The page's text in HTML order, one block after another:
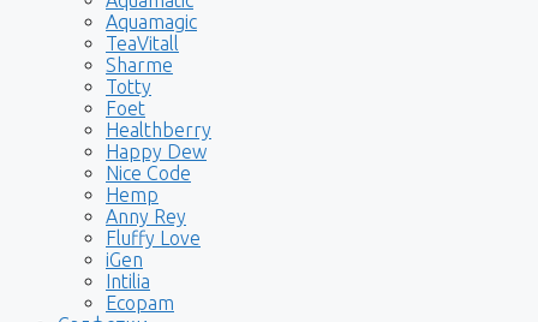
Aquamagic
TeaVitall
Sharme
Totty
Foet
Healthberry
Happy Dew
Nice Code
Hemp
Anny Rey
Fluffy Love
iGen
Intilia
Ecopam